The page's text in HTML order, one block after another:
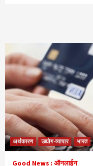
अर्थकारण उद्योग-व्यापार भारत
Good News : ऑनलाईन